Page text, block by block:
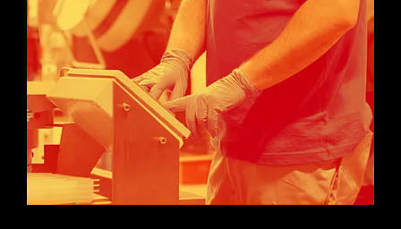
eventuell zusammenklebende Teile in einer
entsprechend konzipierten Anlage aussortiert
werden. Vor allem bei Gleitlacken ist ein
gründliches Überprüfen auf verklebte Bauteile im
Anschluss an den Beschichtungsvorgang
unabdinglich.